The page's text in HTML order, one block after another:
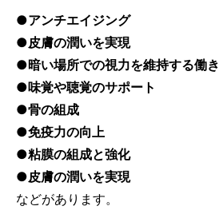
●アンチエイジング
●皮膚の潤いを実現
●暗い場所での視力を維持する働き
●味覚や聴覚のサポート
●骨の組成
●免疫力の向上
●粘膜の組成と強化
●皮膚の潤いを実現
などがあります。